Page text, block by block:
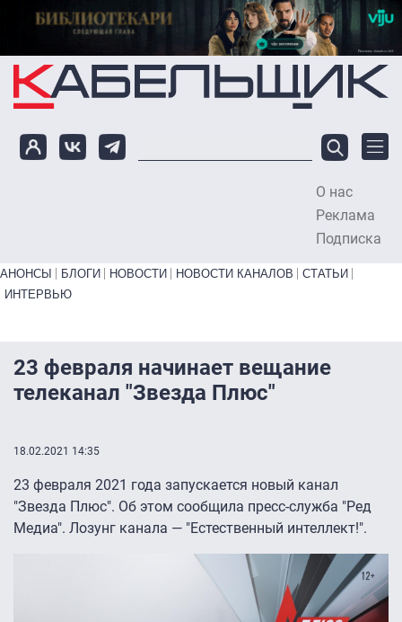
Перейти к основному содержанию
О нас
Реклама
Подписка
Primary links bottom
АНОНСЫ БЛОГИ НОВОСТИ НОВОСТИ КАНАЛОВ
СТАТЬИ
ИНТЕРВЬЮ
23 февраля начинает вещание
телеканал "Звезда Плюс"
18.02.2021 14:35
23 февраля 2021 года запускается новый канал
"Звезда Плюс". Об этом сообщила пресс-служба "Ред
Медиа". Лозунг канала — "Естественный интеллект!".